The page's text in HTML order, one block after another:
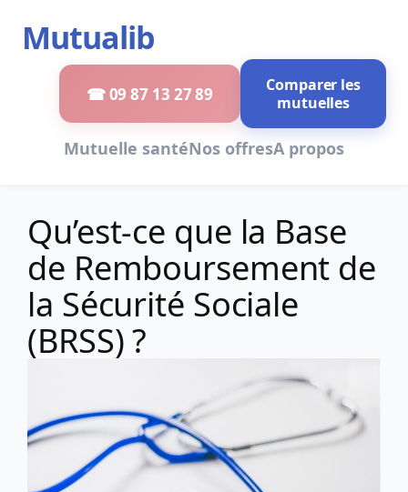
contenu
Mutualib
Mutuelle santéNos offresA propos
☎ 09 87 13 27 89
Comparer les
mutuelles
Qu’est-ce que la Base
de Remboursement de
la Sécurité Sociale
(BRSS) ?